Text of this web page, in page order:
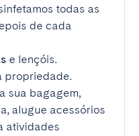
todas as
de cada
e lençóis.
propriedade.
sua bagagem,
alugue acessórios
atividades